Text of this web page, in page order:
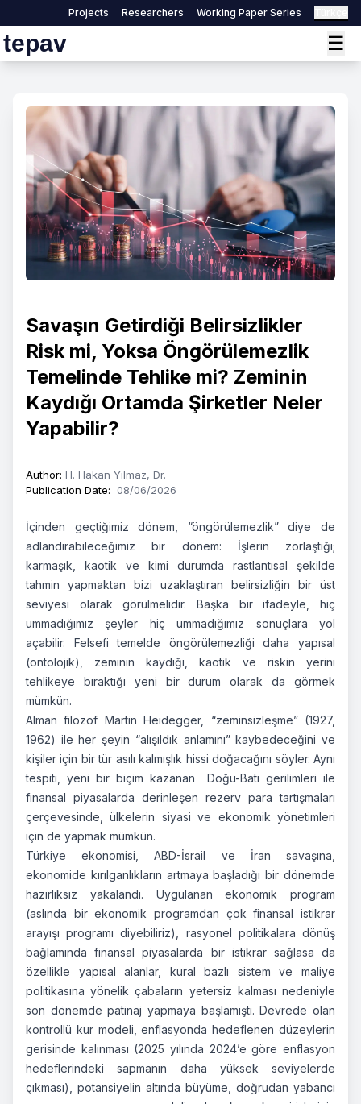
Projects Researchers Working Paper Series
tepav ☰
Savaşın Getirdiği Belirsizlikler
Risk mi, Yoksa Öngörülemezlik
Temelinde Tehlike mi? Zeminin
Kaydığı Ortamda Şirketler Neler
Yapabilir?
Author: H. Hakan Yılmaz, Dr.
Publication Date: 08/06/2026
İçinden geçtiğimiz dönem, “öngörülemezlik” diye de
adlandırabileceğimiz bir dönem: İşlerin zorlaştığı;
karmaşık, kaotik ve kimi durumda rastlantısal şekilde
tahmin yapmaktan bizi uzaklaştıran belirsizliğin bir üst
seviyesi olarak görülmelidir. Başka bir ifadeyle, hiç
ummadığımız şeyler hiç ummadığımız sonuçlara yol
açabilir. Felsefi temelde öngörülemezliği daha yapısal
(ontolojik), zeminin kaydığı, kaotik ve riskin yerini
tehlikeye bıraktığı yeni bir durum olarak da görmek
mümkün.
Alman filozof Martin Heidegger, “zeminsizleşme” (1927,
1962) ile her şeyin “alışıldık anlamını” kaybedeceğini ve
kişiler için bir tür asılı kalmışlık hissi doğacağını söyler. Aynı
tespiti, yeni bir biçim kazanan Doğu-Batı gerilimleri ile
finansal piyasalarda derinleşen rezerv para tartışmaları
çerçevesinde, ülkelerin siyasi ve ekonomik yönetimleri
için de yapmak mümkün.
Türkiye ekonomisi, ABD-İsrail ve İran savaşına,
ekonomide kırılganlıkların artmaya başladığı bir dönemde
hazırlıksız yakalandı. Uygulanan ekonomik program
(aslında bir ekonomik programdan çok finansal istikrar
arayışı programı diyebiliriz), rasyonel politikalara dönüş
bağlamında finansal piyasalarda bir istikrar sağlasa da
özellikle yapısal alanlar, kural bazlı sistem ve maliye
politikasına yönelik çabaların yetersiz kalması nedeniyle
son dönemde patinaj yapmaya başlamıştı. Devrede olan
kontrollü kur modeli, enflasyonda hedeflenen düzeylerin
gerisinde kalınması (2025 yılında 2024’e göre enflasyon
hedeflerindeki sapmanın daha yüksek seviyelerde
çıkması), potansiyelin altında büyüme, doğrudan yabancı